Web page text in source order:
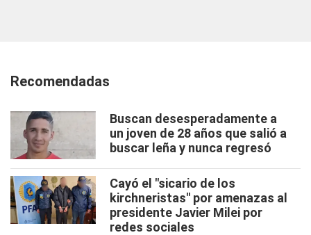
Recomendadas
Buscan desesperadamente a
un joven de 28 años que salió a
buscar leña y nunca regresó
Cayó el "sicario de los
kirchneristas" por amenazas al
presidente Javier Milei por
redes sociales